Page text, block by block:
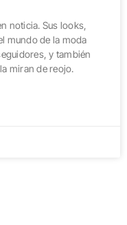
noticia. Sus looks,
mundo de la moda
y también
miran de reojo.